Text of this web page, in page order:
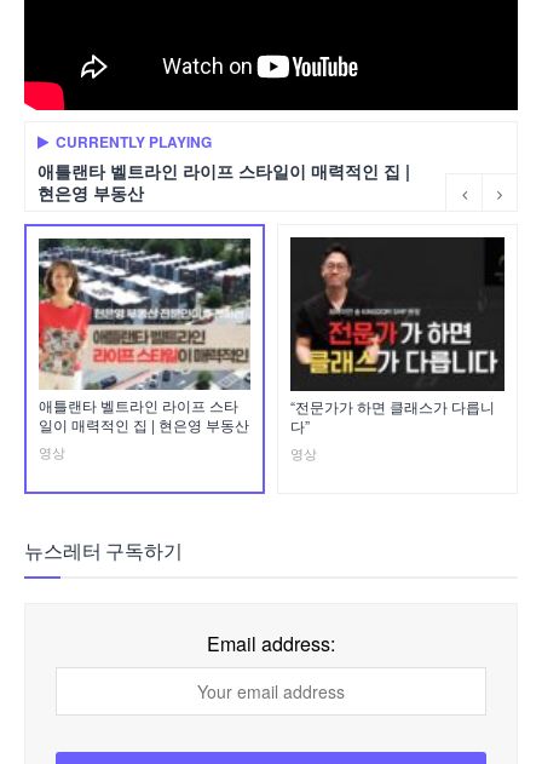
CURRENTLY PLAYING
애틀랜타 벨트라인 라이프 스타일이 매력적인 집 |
현은영 부동산
애틀랜타 벨트라인 라이프 스타
일이 매력적인 집 | 현은영 부동산
영상
“전문가가 하면 클래스가 다릅니
다”
영상
뉴스레터 구독하기
Email address: